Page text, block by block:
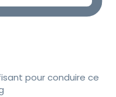
pour conduire ce